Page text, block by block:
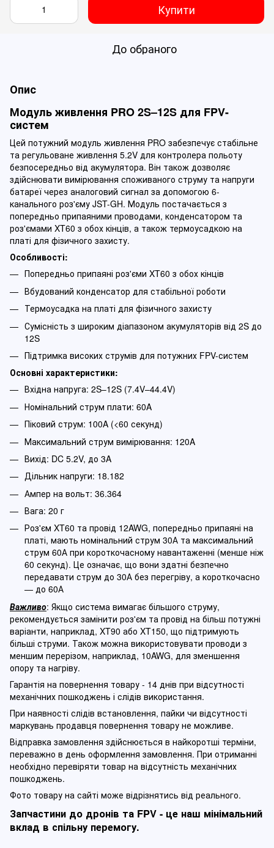
Купити
До обраного
Опис
Модуль живлення PRO 2S–12S для FPV-
систем
Цей потужний модуль живлення PRO забезпечує стабільне
та регульоване живлення 5.2V для контролера польоту
безпосередньо від акумулятора. Він також дозволяє
здійснювати вимірювання споживаного струму та напруги
батареї через аналоговий сигнал за допомогою 6-
канального роз'єму JST-GH. Модуль постачається з
попередньо припаяними проводами, конденсатором та
роз'ємами XT60 з обох кінців, а також термоусадкою на
платі для фізичного захисту.
Особливості:
Попередньо припаяні роз'єми XT60 з обох кінців
Вбудований конденсатор для стабільної роботи
Термоусадка на платі для фізичного захисту
Сумісність з широким діапазоном акумуляторів від 2S до
12S
Підтримка високих струмів для потужних FPV-систем
Основні характеристики:
Вхідна напруга: 2S–12S (7.4V–44.4V)
Номінальний струм плати: 60A
Піковий струм: 100A (<60 секунд)
Максимальний струм вимірювання: 120A
Вихід: DC 5.2V, до 3A
Дільник напруги: 18.182
Ампер на вольт: 36.364
Вага: 20 г
Роз'єм XT60 та провід 12AWG, попередньо припаяні на
платі, мають номінальний струм 30А та максимальний
струм 60А при короткочасному навантаженні (менше ніж
60 секунд). Це означає, що вони здатні безпечно
передавати струм до 30А без перегріву, а короткочасно
— до 60А
Важливо: Якщо система вимагає більшого струму,
рекомендується замінити роз'єм та провід на більш потужні
варіанти, наприклад, XT90 або XT150, що підтримують
більші струми. Також можна використовувати проводи з
меншим перерізом, наприклад, 10AWG, для зменшення
опору та нагріву.
Гарантія на повернення товару - 14 днів при відсутності
механічних пошкоджень і слідів використання.
При наявності слідів встановлення, пайки чи відсутності
маркувань продавця повернення товару не можливе.
Відправка замовлення здійснюється в найкоротші терміни,
переважно в день оформлення замовлення. При отриманні
необхідно перевіряти товар на відсутність механічних
пошкоджень.
Фото товару на сайті може відрізнятись від реального.
Запчастини до дронів та FPV - це наш мінімальний
вклад в спільну перемогу.